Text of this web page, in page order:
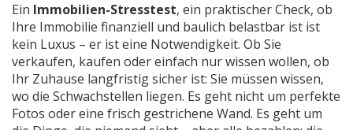
Ein Immobilien-Stresstest, ein praktischer Check, ob
Ihre Immobilie finanziell und baulich belastbar ist ist
kein Luxus – er ist eine Notwendigkeit. Ob Sie
verkaufen, kaufen oder einfach nur wissen wollen, ob
Ihr Zuhause langfristig sicher ist: Sie müssen wissen,
wo die Schwachstellen liegen. Es geht nicht um perfekte
Fotos oder eine frisch gestrichene Wand. Es geht um